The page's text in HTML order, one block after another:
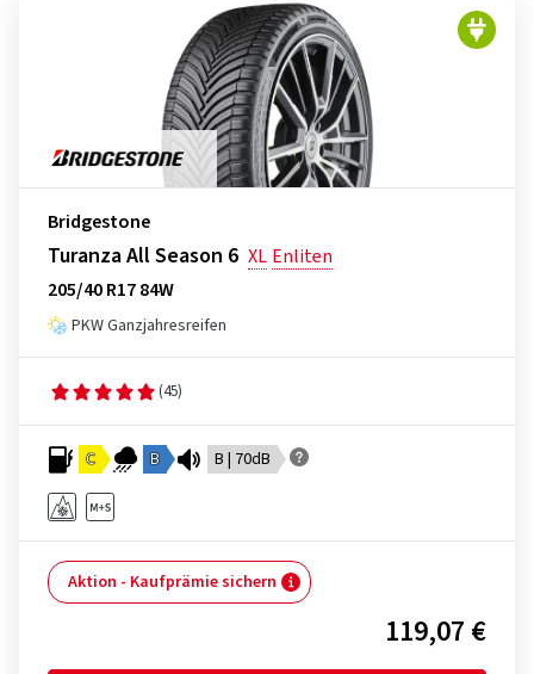
Bridgestone
Turanza All Season 6 XL Enliten
205/40 R17 84W
PKW Ganzjahresreifen
(45)
C B B | 70dB
Aktion - Kaufprämie sichern
119,07 €